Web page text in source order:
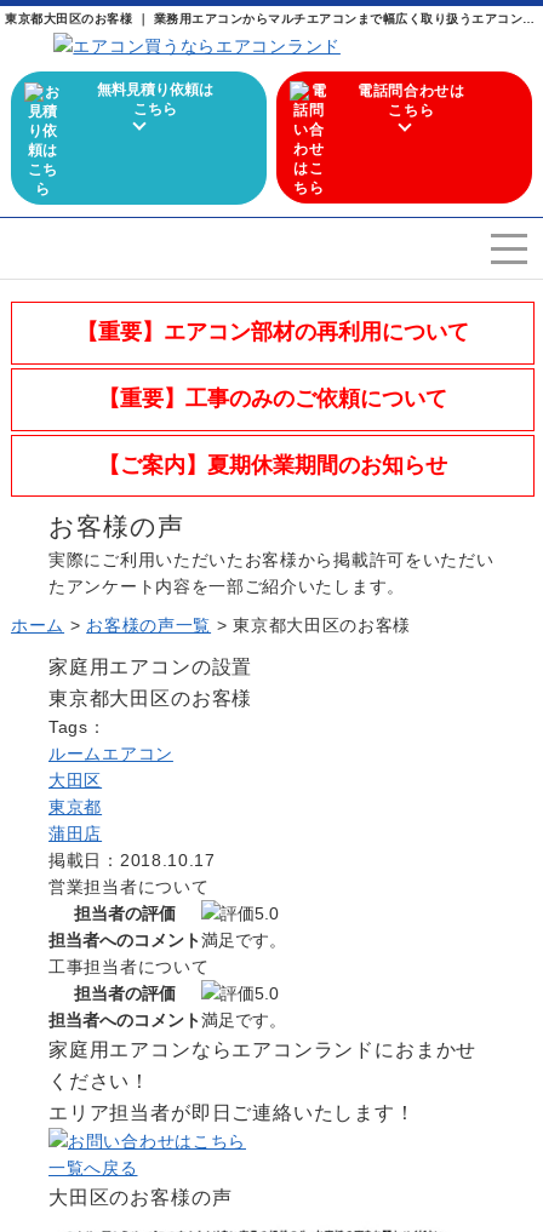
無料見積り依頼は
こちら
電話問合わせは
こちら
エアコンを選ぶ
Airconditioner search
店舗案内
Company
施工実績
Work
Question
お問い合わせ
Contact us
電話問い合わせはこちら
Call a store
【重要】エアコン部材の再利用について
【重要】工事のみのご依頼について
【ご案内】夏期休業期間のお知らせ
お客様の声
実際にご利用いただいたお客様から掲載許可をいただい
たアンケート内容を一部ご紹介いたします。
ホーム > お客様の声一覧 >東京都大田区のお客様
家庭用エアコンの設置
東京都大田区のお客様
Tags：
ルームエアコン
大田区
東京都
蒲田店
掲載日：2018.10.17
営業担当者について
担当者の評価
担当者へのコメント満足です。
工事担当者について
担当者の評価
担当者へのコメント満足です。
家庭用エアコンならエアコンランドにおまかせ
ください！
エリア担当者が即日ご連絡いたします！
一覧へ戻る
大田区のお客様の声